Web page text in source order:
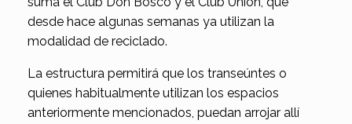
desde hace algunas semanas ya utilizan la
modalidad de reciclado.
La estructura permitirá que los transeúntes o
quienes habitualmente utilizan los espacios
anteriormente mencionados, puedan arrojar allí